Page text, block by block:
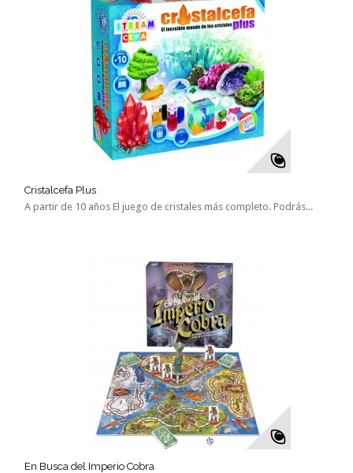
Cristalcefa Plus
A partir de 10 años El juego de cristales más completo. Podrás...
En Busca del Imperio Cobra